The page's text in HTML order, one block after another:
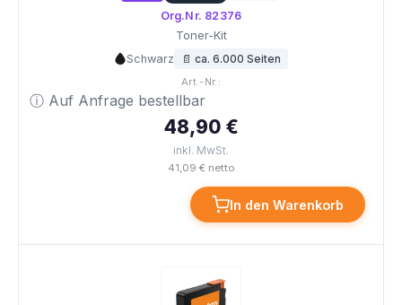
Org.Nr. 82376
Toner-Kit
Schwarz 📄 ca. 6.000 Seiten
Art.-Nr.:
ⓘ Auf Anfrage bestellbar
48,90 €
inkl. MwSt.
41,09 € netto
In den Warenkorb